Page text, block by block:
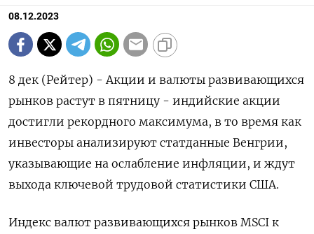
08.12.2023
8 дек (Рейтер) - Акции и валюты развивающихся
рынков растут в пятницу - индийские акции
достигли рекордного максимума, в то время как
инвесторы анализируют статданные Венгрии,
указывающие на ослабление инфляции, и ждут
выхода ключевой трудовой статистики США.
Индекс валют развивающихся рынков MSCI к